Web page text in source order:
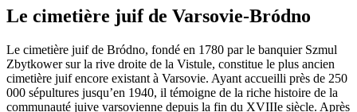
Le cimetière juif de Varsovie-Bródno
Le cimetière juif de Bródno, fondé en 1780 par le banquier Szmul
Zbytkower sur la rive droite de la Vistule, constitue le plus ancien
cimetière juif encore existant à Varsovie. Ayant accueilli près de 250
000 sépultures jusqu’en 1940, il témoigne de la riche histoire de la
communauté juive varsovienne depuis la fin du XVIIIe siècle. Après